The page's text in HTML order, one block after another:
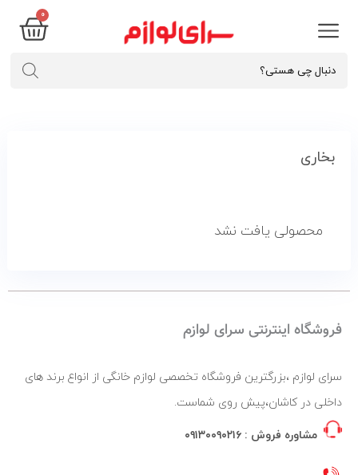
۰
بخاری
محصولی یافت نشد
فروشگاه اینترنتی سرای لوازم
سرای لوازم ،بزرگترین فروشگاه تخصصی لوازم خانگی از انواع برند های
داخلی در کاشان،پیش روی شماست.
مشاوره فروش : ۰۹۱۳۰۰۹۰۲۱۶